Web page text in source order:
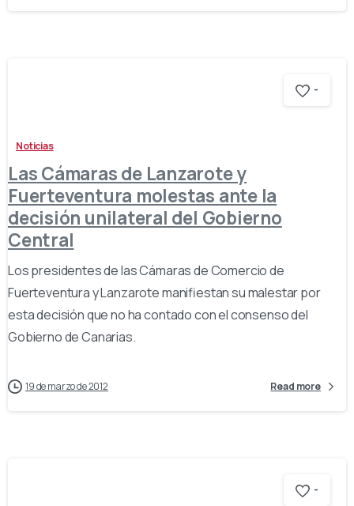
-
Noticias
Las Cámaras de Lanzarote y
Fuerteventura molestas ante la
decisión unilateral del Gobierno
Central
Los presidentes de las Cámaras de Comercio de
Fuerteventura y Lanzarote manifiestan su malestar por
esta decisión que no ha contado con el consenso del
Gobierno de Canarias.
19 de marzo de 2012 Read more
-